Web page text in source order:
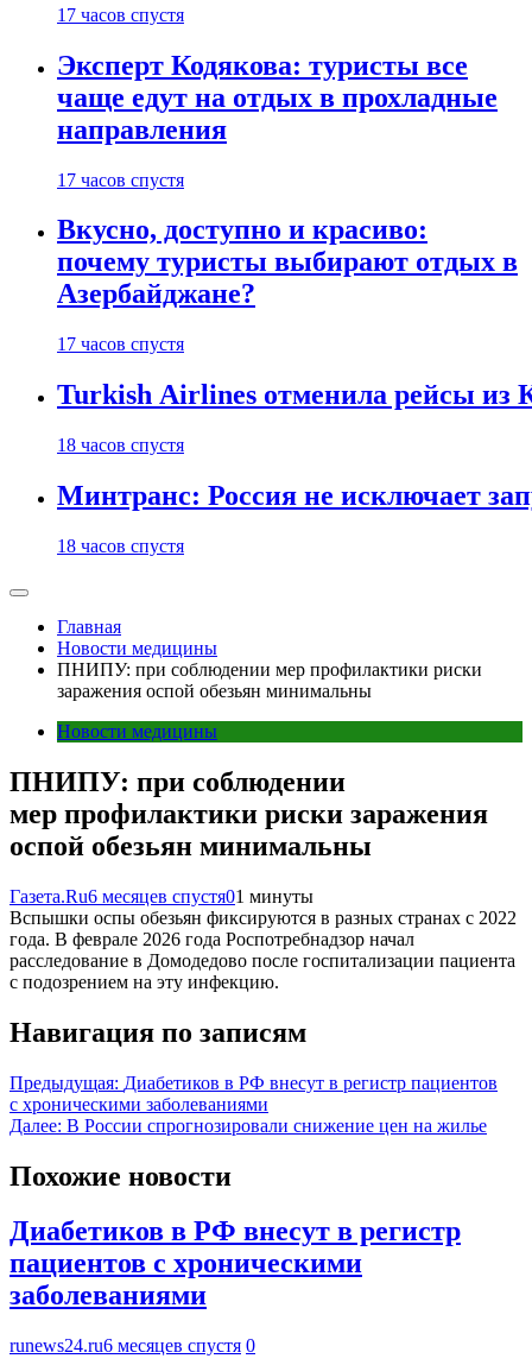
17 часов спустя
Эксперт Кодякова: туристы все
чаще едут на отдых в прохладные
направления
17 часов спустя
Вкусно, доступно и красиво:
почему туристы выбирают отдых в
Азербайджане?
17 часов спустя
Turkish Airlines отменила рейсы из
18 часов спустя
Минтранс: Россия не исключает
18 часов спустя
Главная
Новости медицины
ПНИПУ: при соблюдении мер профилактики риски
заражения оспой обезьян минимальны
Новости медицины
ПНИПУ: при соблюдении
мер профилактики риски заражения
оспой обезьян минимальны
Газета.Ru6 месяцев спустя01 минуты
Вспышки оспы обезьян фиксируются в разных странах с 2022
года. В феврале 2026 года Роспотребнадзор начал
расследование в Домодедово после госпитализации пациента
с подозрением на эту инфекцию.
Навигация по записям
Предыдущая: Диабетиков в РФ внесут в регистр пациентов
с хроническими заболеваниями
Далее: В России спрогнозировали снижение цен на жилье
Похожие новости
Диабетиков в РФ внесут в регистр
пациентов с хроническими
заболеваниями
runews24.ru6 месяцев спустя 0